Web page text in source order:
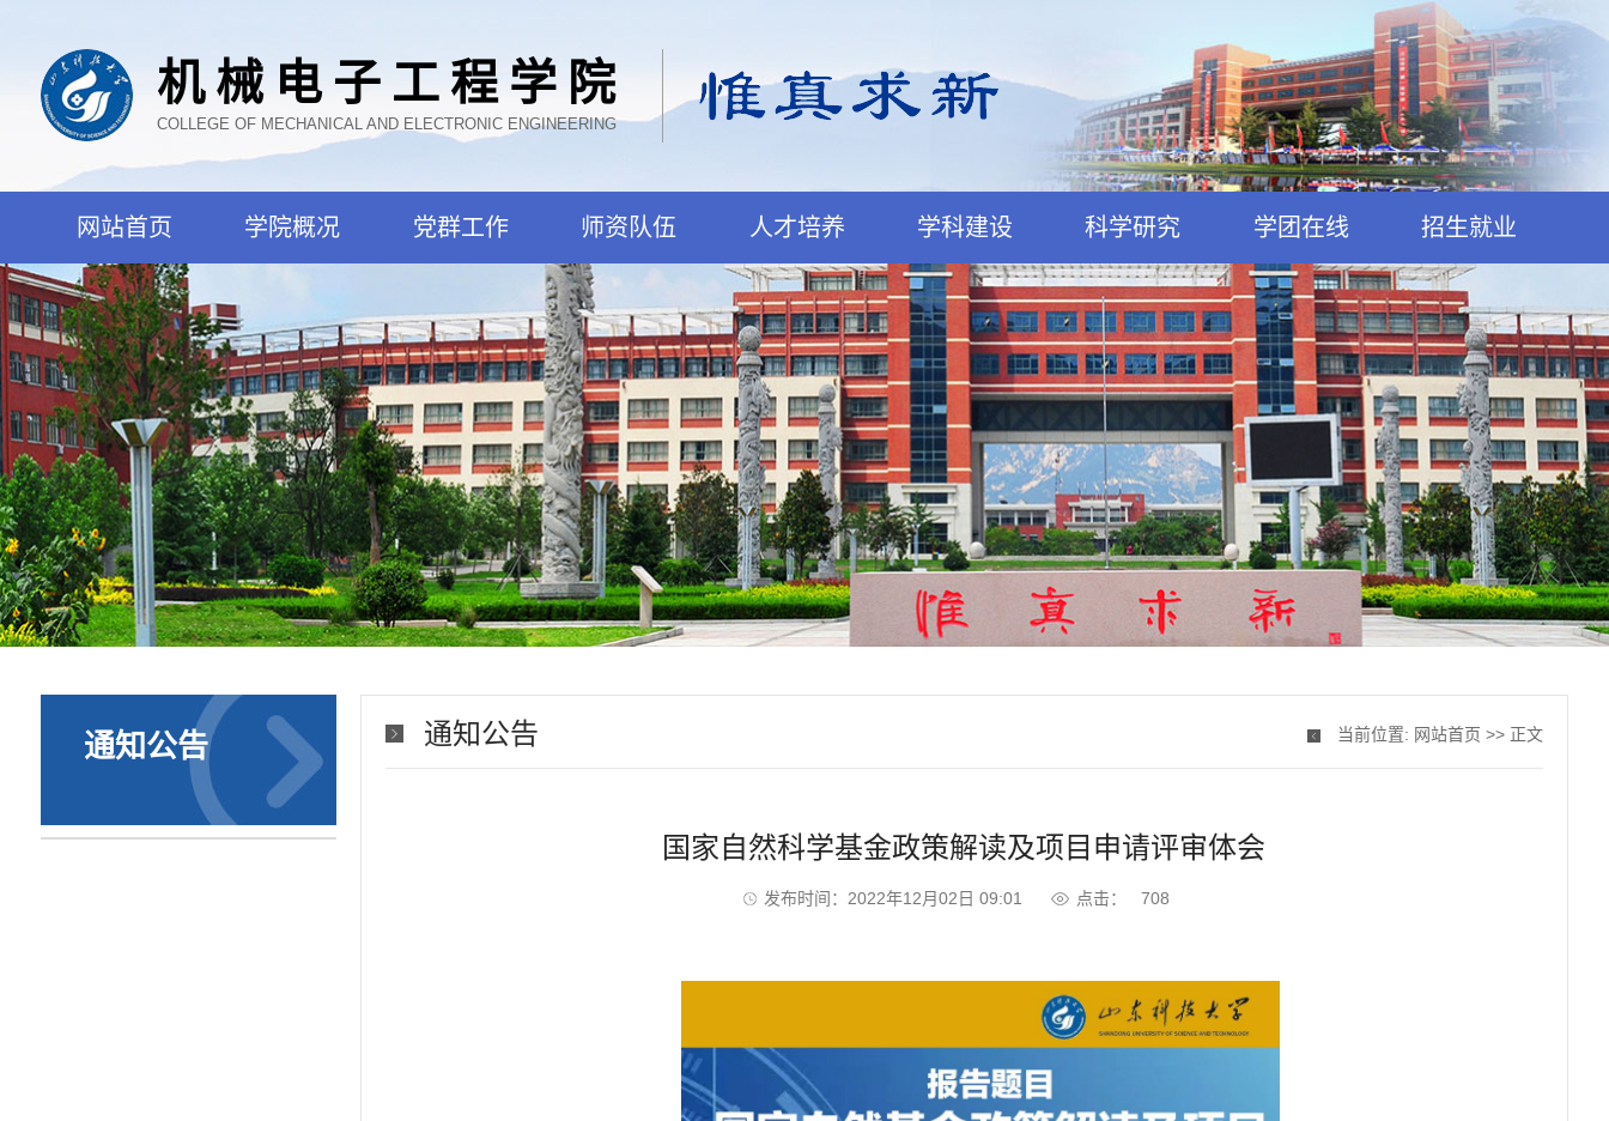
机械电子工程学院
COLLEGE OF MECHANICAL AND ELECTRONIC ENGINEERING
网站首页 学院概况 党群工作 师资队伍 人才培养 学科建设 科学研究 学团在线 招生就业
通知公告 通知公告 当前位置: 网站首页 >> 正文
国家自然科学基金政策解读及项目申请评审体会
发布时间：2022年12月02日 09:01 点击： 708